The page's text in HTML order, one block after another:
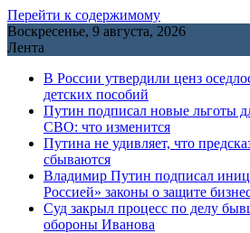
Перейти к содержимому
Воскресенье, 9 августа, 2026
Лента
В России утвердили ценз
детских пособий
Путин подписал новые льготы
СВО: что изменится
Путина не удивляет, что
сбываются
Владимир Путин подписал
Россией» законы о защите
Cуд закрыл процесс по делу
обороны Иванова